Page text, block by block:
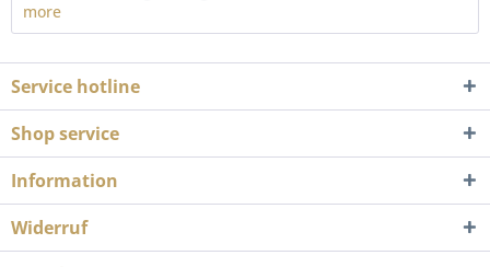
more
Service hotline
Shop service
Information
Widerruf